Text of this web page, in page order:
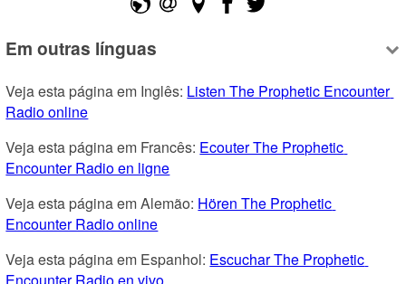
Em outras línguas
Veja esta página em Inglês: Listen The Prophetic Encounter
Radio online
Veja esta página em Francês: Ecouter The Prophetic
Encounter Radio en ligne
Veja esta página em Alemão: Hören The Prophetic
Encounter Radio online
Veja esta página em Espanhol: Escuchar The Prophetic
Encounter Radio en vivo